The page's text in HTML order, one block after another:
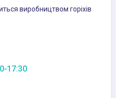
виробництвом горіхів
17:30